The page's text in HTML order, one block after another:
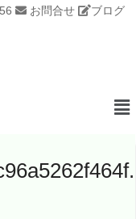
お問合せ
ブログ